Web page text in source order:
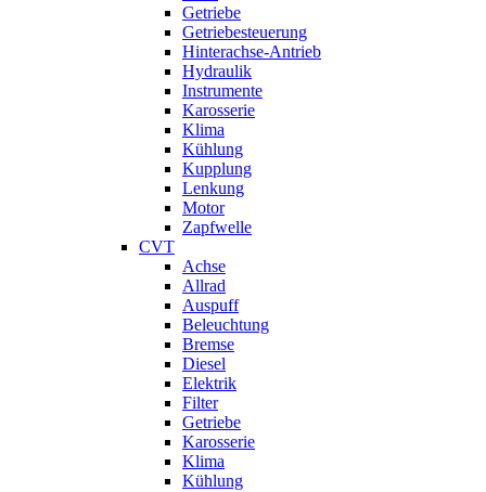
Getriebe
Getriebesteuerung
Hinterachse-Antrieb
Hydraulik
Instrumente
Karosserie
Klima
Kühlung
Kupplung
Lenkung
Motor
Zapfwelle
CVT
Achse
Allrad
Auspuff
Beleuchtung
Bremse
Diesel
Elektrik
Filter
Getriebe
Karosserie
Klima
Kühlung